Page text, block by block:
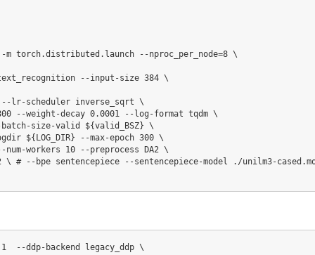
torch.distributed.launch --nproc_per_node=8 \
--input-size
384 \
lr-scheduler inverse_sqrt \
--weight-decay 0.0001 --log-format tqdm \
size-valid ${valid_BSZ} \
${LOG_DIR} --max-epoch 300 \
workers 10 --preprocess DA2 \
\ # --bpe sentencepiece --sentencepiece-model ./unilm3-
1
  --ddp-backend legacy_ddp
\